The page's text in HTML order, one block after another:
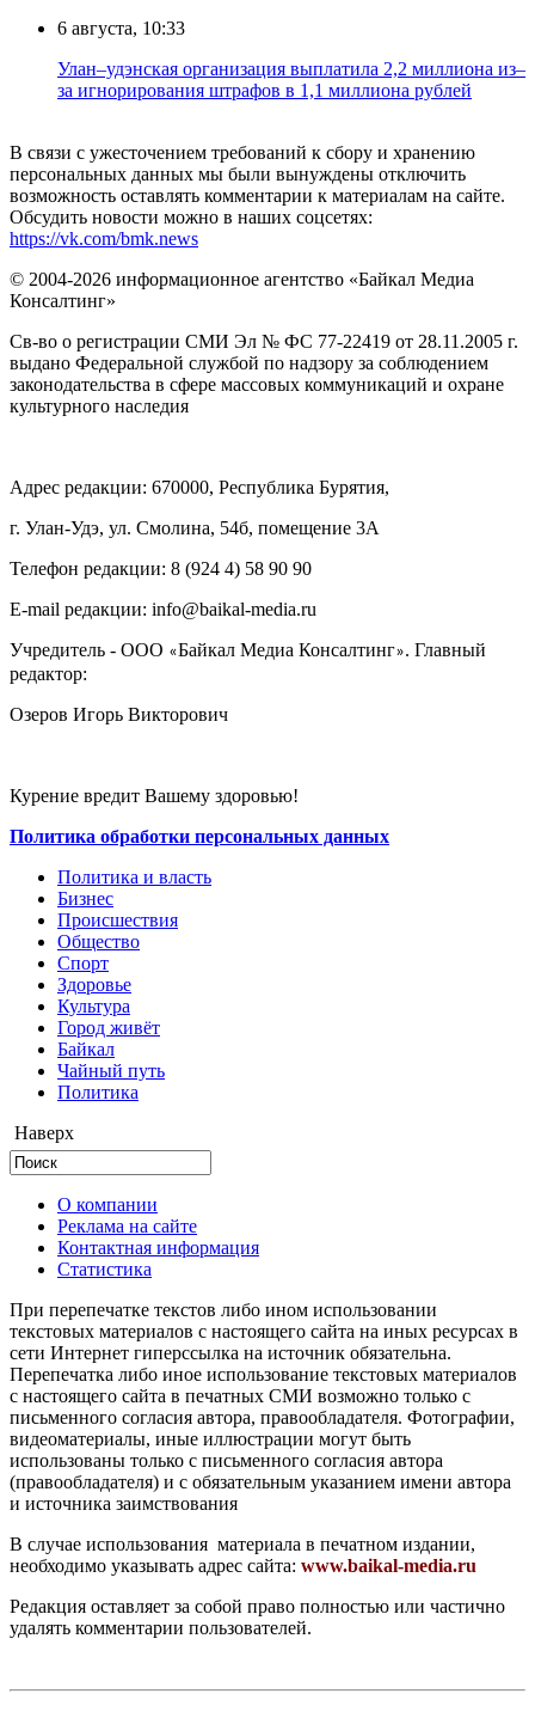
6 августа, 10:33
Улан–удэнская организация выплатила 2,2 миллиона из–
за игнорирования штрафов в 1,1 миллиона рублей
В связи с ужесточением требований к сбору и хранению
персональных данных мы были вынуждены отключить
возможность оставлять комментарии к материалам на сайте.
Обсудить новости можно в наших соцсетях:
https://vk.com/bmk.news
© 2004-2026 информационное агентство «Байкал Медиа
Консалтинг»
Св-во о регистрации СМИ Эл № ФС 77-22419 от 28.11.2005 г.
выдано Федеральной службой по надзору за соблюдением
законодательства в сфере массовых коммуникаций и охране
культурного наследия
Адрес редакции: 670000, Республика Бурятия,
г. Улан-Удэ, ул. Смолина, 54б, помещение 3А
Телефон редакции: ‎‎8 (924 4) 58 90 90
E-mail редакции: info@baikal-media.ru
Учредитель - ООО «Байкал Медиа Консалтинг». Главный
редактор:
Озеров Игорь Викторович
Курение вредит Вашему здоровью!
Политика обработки персональных данных
Политика и власть
Бизнес
Происшествия
Общество
Cпорт
Здоровье
Культура
Город живёт
Байкал
Чайный путь
Политика
Наверх
О компании
Реклама на сайте
Контактная информация
Статистика
При перепечатке текстов либо ином использовании
текстовых материалов с настоящего сайта на иных ресурсах в
сети Интернет гиперссылка на источник обязательна.
Перепечатка либо иное использование текстовых материалов
с настоящего сайта в печатных СМИ возможно только с
письменного согласия автора, правообладателя. Фотографии,
видеоматериалы, иные иллюстрации могут быть
использованы только с письменного согласия автора
(правообладателя) и с обязательным указанием имени автора
и источника заимствования
В случае использования материала в печатном издании,
необходимо указывать адрес сайта: www.baikal-media.ru
Редакция оставляет за собой право полностью или частично
удалять комментарии пользователей.